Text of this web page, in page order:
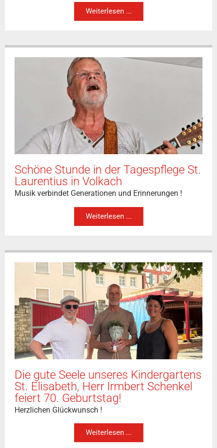
Weiterlesen ...
Schöne Stunde in der Tagespflege St.
Laurentius in Volkach
Musik verbindet Generationen und Erinnerungen !
Weiterlesen ...
Die gute Seele unseres Kindergartens
St. Elisabeth, Herr Irmbert Schenkel
feiert 70. Geburtstag!
Herzlichen Glückwunsch !
Weiterlesen ...